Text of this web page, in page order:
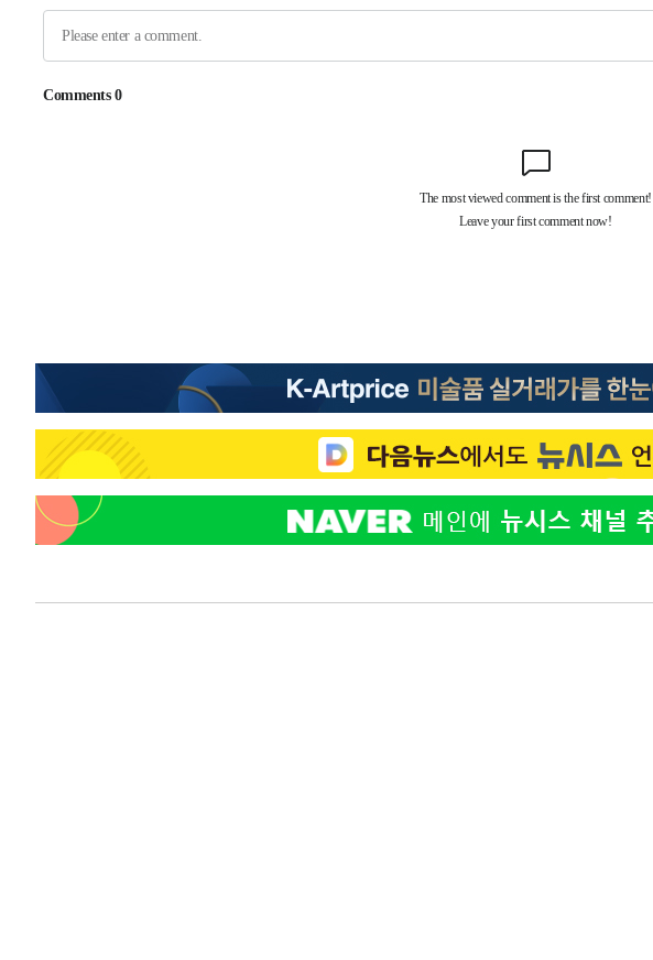
4시간 전 >[속보]'압수수색·성접대 논란' 축구협회 "실망과 걱정 안겨드려 죄송"
7시간 전 >'최고 37도' 폭염 지속…강원동해안 최대 150㎜ 비
-27377초 전 >
[속보]김민석, 與 전대 당원투표 누적 득표율 45.42%로 1위… 정
[속보]與 대표 경선 제주·인천 당원투표…金 47.75%·鄭
이강인 "아틀레티코 이적 기뻐…등번호 7번 의미보단 팀 위해 뛸
-8923초 전 >
온열질환 사망자 3명 늘어…누적 환자 3000명 돌파
-2868초 전 >강릉에 시간당 81.4㎜ 물폭탄…도로 잠기고 담벼락 붕괴
17분 전 >백운산서 80년근 천종산삼 9뿌리 발견…감정가 1.3억원
55분 전 >선재도서 해루질 나섰다 실종 60대, 닷새 만에 숨진 채 발견
1시간 전 > 남자 농구, 나고야 아시안게임서 '홈팀' 일본과 한일전
1시간 전 >
여수 오동도 해상서 모터보트 전복…1명 사망·1명 실종
3시간 전 >축구협회 "압수수색·성접대 논란 사과…쇄신의 기회로 삼겠다"